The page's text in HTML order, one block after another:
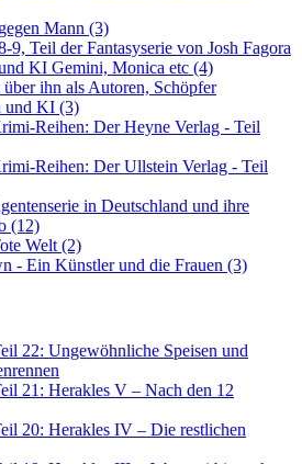
Mann (3)
9, Teil der Fantasyserie von Josh Fagora
KI Gemini, Monica etc (4)
über ihn als Autoren, Schöpfer
und KI (3)
Reihen: Der Heyne Verlag - Teil
Reihen: Der Ullstein Verlag - Teil
in Deutschland und ihre
(12)
Welt (2)
- Ein Künstler und die Frauen (3)
22: Ungewöhnliche Speisen und
21: Herakles V – Nach den 12
20: Herakles IV – Die restlichen